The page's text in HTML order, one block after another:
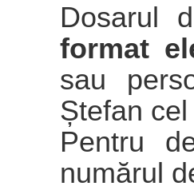
Dosarul
format
sau
Ștefan
Pentru
numărul